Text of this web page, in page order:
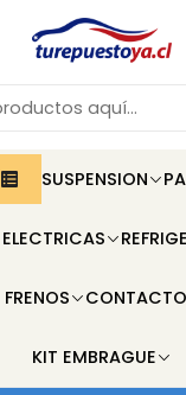
SUSPENSION
CONTACTO
KIT EMBRAGUE